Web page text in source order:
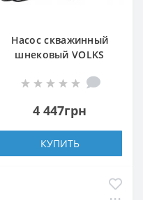
Насос скважинный
шнековый VOLKS
0,75кВт +кабель 15м
4 447грн
КУПИТЬ